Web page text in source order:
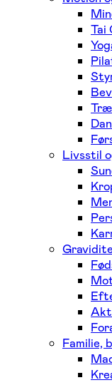
Tai
Livsstil
Familie,